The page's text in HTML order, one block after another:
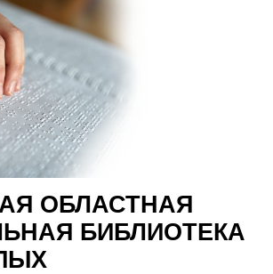
ОБЛАСТНАЯ
БИБЛИОТЕКА